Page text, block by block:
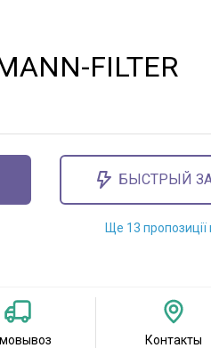
FILTER
БЫСТРЫЙ
Ще 13 пропозиції
Контакты